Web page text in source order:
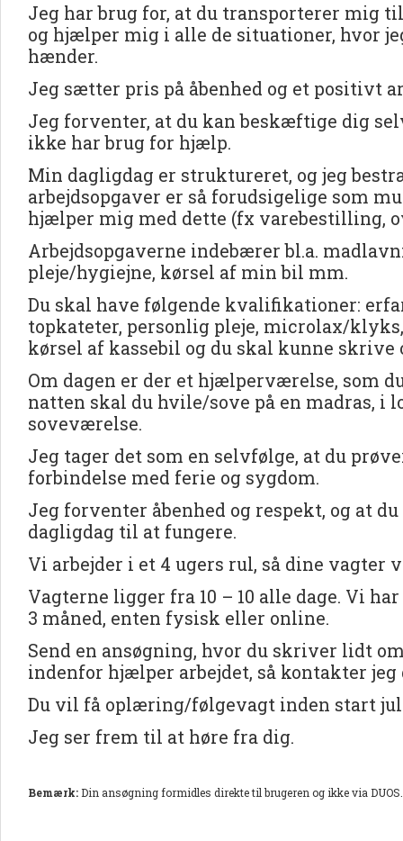
Jeg har brug for, at du transporterer mig
og hjælper mig i alle de situationer, hvor
hænder.
Jeg sætter pris på åbenhed og et positivt
Jeg forventer, at du kan beskæftige dig
ikke har brug for hjælp.
Min dagligdag er struktureret, og jeg
arbejdsopgaver er så forudsigelige som
hjælper mig med dette (fx varebestilling,
Arbejdsopgaverne indebærer bl.a.
pleje/hygiejne, kørsel af min bil mm.
Du skal have følgende kvalifikationer:
topkateter, personlig pleje, microlax/
kørsel af kassebil og du skal kunne skrive
Om dagen er der et hjælperværelse, som
natten skal du hvile/sove på en madras, i
soveværelse.
Jeg tager det som en selvfølge, at du
forbindelse med ferie og sygdom.
Jeg forventer åbenhed og respekt, og at
dagligdag til at fungere.
Vi arbejder i et 4 ugers rul, så dine vagter
Vagterne ligger fra 10 – 10 alle dage. Vi
3 måned, enten fysisk eller online.
Send en ansøgning, hvor du skriver lidt
indenfor hjælper arbejdet, så kontakter
Du vil få oplæring/følgevagt inden start
Jeg ser frem til at høre fra dig.
Bemærk:Din ansøgning formidles direkte til brugeren og ikke via DUOS.